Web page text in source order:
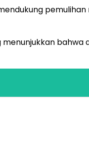
menunjukkan